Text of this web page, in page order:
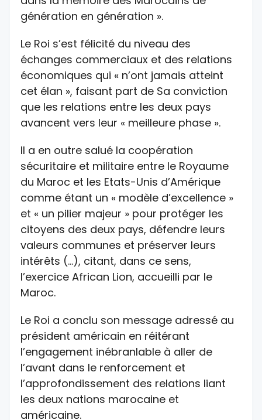
génération en génération ».
Le Roi s’est félicité du niveau des
échanges commerciaux et des relations
économiques qui « n’ont jamais atteint
cet élan », faisant part de Sa conviction
que les relations entre les deux pays
avancent vers leur « meilleure phase ».
Il a en outre salué la coopération
sécuritaire et militaire entre le Royaume
du Maroc et les Etats-Unis d’Amérique
comme étant un « modèle d’excellence »
et « un pilier majeur » pour protéger les
citoyens des deux pays, défendre leurs
valeurs communes et préserver leurs
intérêts (…), citant, dans ce sens,
l’exercice African Lion, accueilli par le
Maroc.
Le Roi a conclu son message adressé au
président américain en réitérant
l’engagement inébranlable à aller de
l’avant dans le renforcement et
l’approfondissement des relations liant
les deux nations marocaine et
américaine.